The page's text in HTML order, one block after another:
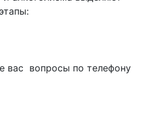
вас вопросы по телефону